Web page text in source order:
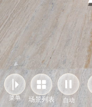
菜单 场景列表 自动